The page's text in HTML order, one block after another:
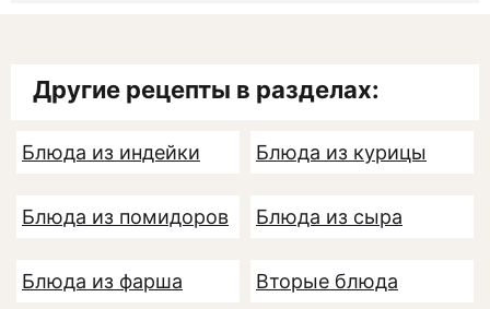
Другие рецепты в разделах:
Блюда из индейки Блюда из курицы
Блюда из помидоров Блюда из сыра
Блюда из фарша Вторые блюда